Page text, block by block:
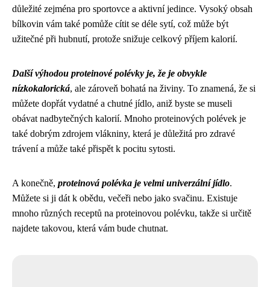
důležité zejména pro sportovce a aktivní jedince. Vysoký obsah
bílkovin vám také pomůže cítit se déle sytí, což může být
užitečné při hubnutí, protože snižuje celkový příjem kalorií.
Další výhodou proteinové polévky je, že je obvykle
nízkokalorická, ale zároveň bohatá na živiny. To znamená, že si
můžete dopřát vydatné a chutné jídlo, aniž byste se museli
obávat nadbytečných kalorií. Mnoho proteinových polévek je
také dobrým zdrojem vlákniny, která je důležitá pro zdravé
trávení a může také přispět k pocitu sytosti.
A konečně, proteinová polévka je velmi univerzální jídlo.
Můžete si ji dát k obědu, večeři nebo jako svačinu. Existuje
mnoho různých receptů na proteinovou polévku, takže si určitě
najdete takovou, která vám bude chutnat.